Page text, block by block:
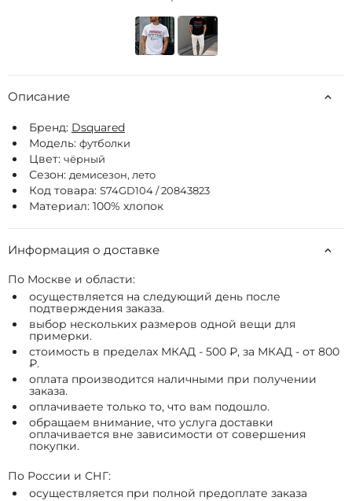
Описание
Бренд: Dsquared
Модель: футболки
Цвет: чёрный
Сезон: демисезон, лето
Код товара: S74GD104 / 20843823
Материал: 100% хлопок
Информация о доставке
По Москве и области:
осуществляется на следующий день после
подтверждения заказа.
выбор нескольких размеров одной вещи для
примерки.
стоимость в пределах МКАД - 500 ₽, за МКАД - от 800
₽.
оплата производится наличными при получении
заказа.
оплачиваете только то, что вам подошло.
обращаем внимание, что услуга доставки
оплачивается вне зависимости от совершения
покупки.
По России и СНГ:
осуществляется при полной предоплате заказа